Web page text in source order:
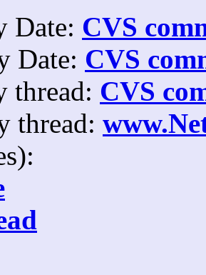
Date: CVS
Date: CVS
thread: CVS
thread: